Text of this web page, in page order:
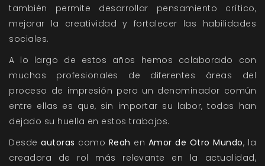
también permite desarrollar pensamiento crítico,
mejorar la creatividad y fortalecer las habilidades
sociales.
A lo largo de estos años hemos colaborado con
muchas profesionales de diferentes áreas del
proceso de impresión pero un denominador común
entre ellas es que, sin importar su labor, todas han
dejado su huella en estos trabajos.
Desdeautoras como Reah en Amor de Otro Mundo, la
creadora de rol más relevante en la actualidad,